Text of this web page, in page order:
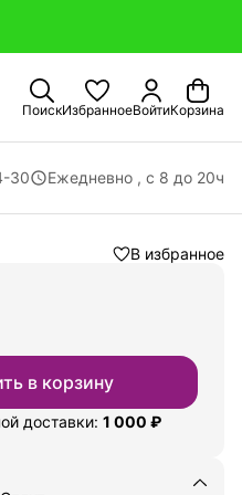
ПоискИзбранноеВойтиКорзина
30 Ежедневно , с 8 до 20ч
В избранное
в корзину
доставки: 1 000 ₽